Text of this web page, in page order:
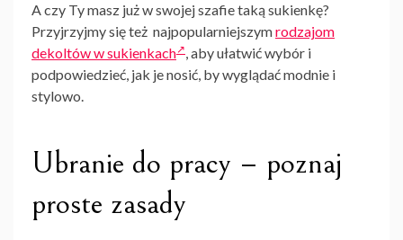
A czy Ty masz już w swojej szafie taką sukienkę?
Przyjrzyjmy się też najpopularniejszymrodzajom
dekoltów w sukienkach , aby ułatwić wybór i
podpowiedzieć, jak je nosić, by wyglądać modnie i
stylowo.
Ubranie do pracy – poznaj
proste zasady